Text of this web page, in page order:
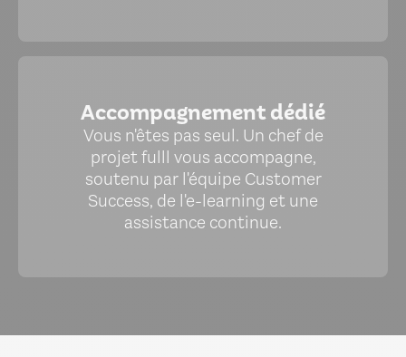
Accompagnement dédié
Vous n'êtes pas seul. Un chef de
projet fulll vous accompagne,
soutenu par l'équipe Customer
Success, de l'e-learning et une
assistance continue.